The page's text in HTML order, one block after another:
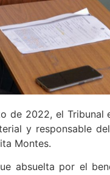
de 2022, el
y responsable
Montes.
absuelta por el